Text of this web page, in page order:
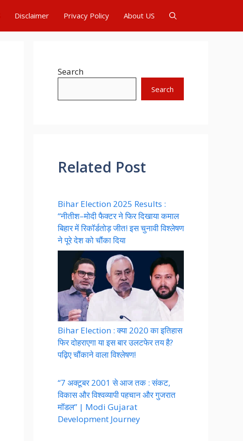
Disclaimer Privacy Policy About US
Search
Search
Related Post
Bihar Election 2025 Results :
“नीतीश–मोदी फैक्टर ने फिर दिखाया कमाल
बिहार में रिकॉर्डतोड़ जीत! इस चुनावी विश्लेषण
ने पूरे देश को चौंका दिया
Bihar Election : क्या 2020 का इतिहास
फिर दोहराएगा या इस बार उलटफेर तय है?
पढ़िए चौंकाने वाला विश्लेषण!
“7 अक्टूबर 2001 से आज तक : संकट,
विकास और विश्वव्यापी पहचान और गुजरात
मॉडल” | Modi Gujarat
Development Journey